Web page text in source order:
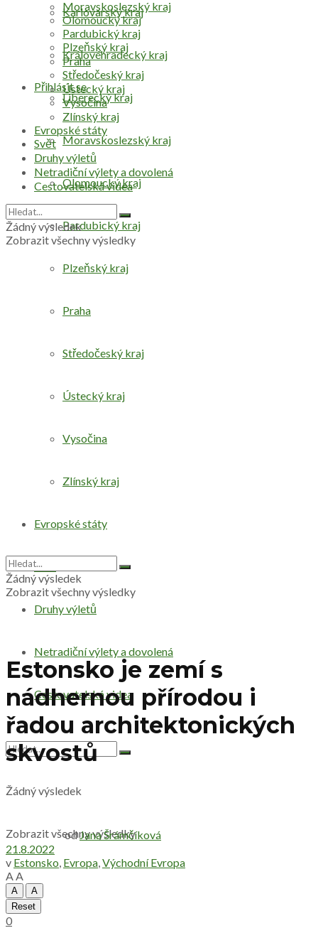
Přihlásit se
Karlovarský kraj
Královéhradecký kraj
Liberecký kraj
Moravskoslezský kraj
Olomoucký kraj
Pardubický kraj
Plzeňský kraj
Praha
Středočeský kraj
Ústecký kraj
Vysočina
Zlínský kraj
Evropské státy
Svět
Druhy výletů
Netradiční výlety a dovolená
Cestovatelská videa
Žádný výsledek
Zobrazit všechny výsledky
Moravskoslezský kraj
Olomoucký kraj
Pardubický kraj
Plzeňský kraj
Praha
Středočeský kraj
Ústecký kraj
Vysočina
Zlínský kraj
Evropské státy
Svět
Druhy výletů
Netradiční výlety a dovolená
Cestovatelská videa
Žádný výsledek
Zobrazit všechny výsledky
Žádný výsledek
Zobrazit všechny výsledky
Estonsko je zemí s
nádhernou přírodou i
řadou architektonických
skvostů
odJana Šrámčíková
21.8.2022
v Estonsko, Evropa,Východní Evropa
AA
A
A
Reset
0